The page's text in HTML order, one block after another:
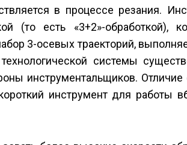
в процессе резания.
(то есть «3+2»-обработкой),
3-осевых траекторий,
системы
инструментальщиков. Отличие
инструмент для работы